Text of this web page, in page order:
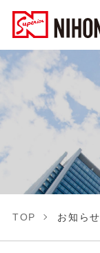
TOP お知らせ